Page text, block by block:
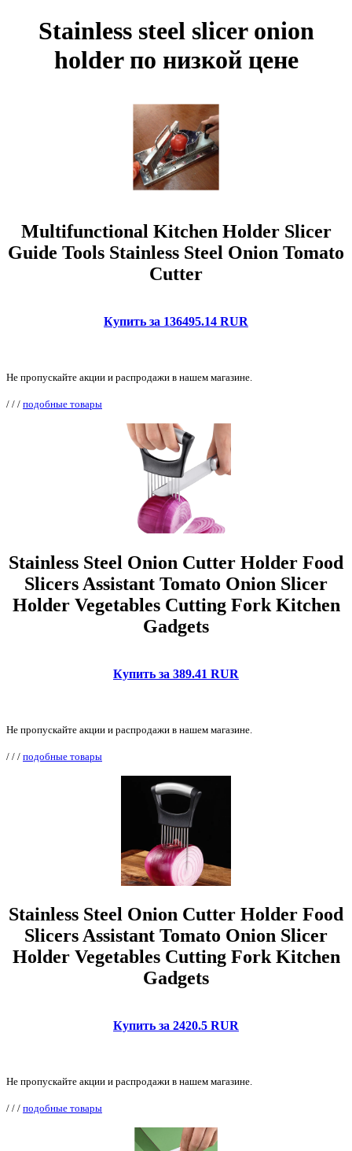
Stainless steel slicer onion
holder по низкой цене
Multifunctional Kitchen Holder Slicer
Guide Tools Stainless Steel Onion Tomato
Cutter
Купить за 136495.14 RUR
Не пропускайте акции и распродажи в нашем магазине.
/ / / подобные товары
Stainless Steel Onion Cutter Holder Food
Slicers Assistant Tomato Onion Slicer
Holder Vegetables Cutting Fork Kitchen
Gadgets
Купить за 389.41 RUR
Не пропускайте акции и распродажи в нашем магазине.
/ / / подобные товары
Stainless Steel Onion Cutter Holder Food
Slicers Assistant Tomato Onion Slicer
Holder Vegetables Cutting Fork Kitchen
Gadgets
Купить за 2420.5 RUR
Не пропускайте акции и распродажи в нашем магазине.
/ / / подобные товары